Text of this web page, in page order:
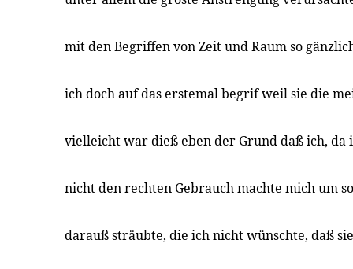
mit den Begriffen von Zeit und Raum so
ich doch auf das erstemal begrif weil sie die
vielleicht war dieß eben der Grund daß ich, da
nicht den rechten Gebrauch machte mich um
darauß sträubte, die ich nicht wünschte, daß